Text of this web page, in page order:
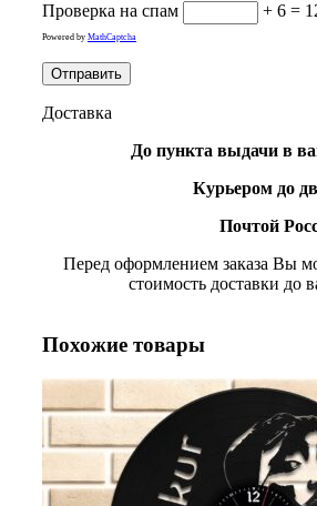
Проверка на спам + 6 =
Powered by MathCaptcha
Доставка
До пункта выдачи в
Курьером до
Почтой
Перед оформлением заказа Вы
стоимость доставки до
Похожие товары